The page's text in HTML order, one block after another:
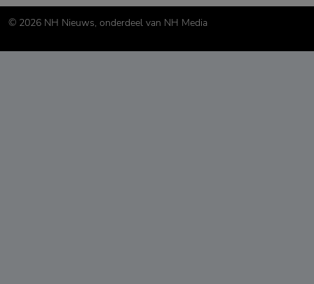
© 2026 NH Nieuws, onderdeel van NH Media